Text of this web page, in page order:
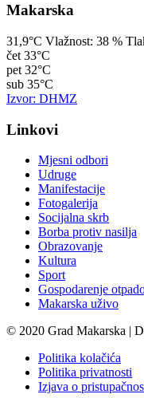
Makarska
31,9°C Vlažnost: 38 %
čet 33°C
pet 32°C
sub 35°C
Izvor: DHMZ
Linkovi
Mjesni odbori
Udruge
Manifestacije
Fotogalerija
Socijalna skrb
Borba protiv nasilja
Obrazovanje
Kultura
Sport
Gospodarenje
Makarska uživo
© 2020 Grad Makarska |
Politika kolačića
Politika privatnosti
Izjava o